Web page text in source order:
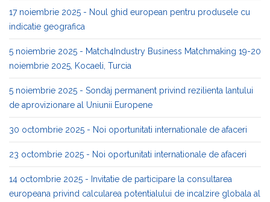
17 noiembrie 2025 - Noul ghid european pentru produsele cu
indicatie geografica
5 noiembrie 2025 - Match4Industry Business Matchmaking 19-20
noiembrie 2025, Kocaeli, Turcia
5 noiembrie 2025 - Sondaj permanent privind rezilienta lantului
de aprovizionare al Uniunii Europene
30 octombrie 2025 - Noi oportunitati internationale de afaceri
23 octombrie 2025 - Noi oportunitati internationale de afaceri
14 octombrie 2025 - Invitatie de participare la consultarea
europeana privind calcularea potentialului de incalzire globala al